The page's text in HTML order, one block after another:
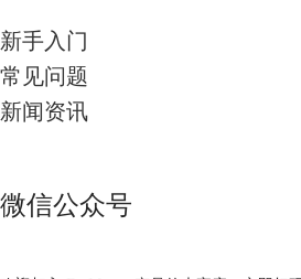
新手入门
常见问题
新闻资讯
微信公众号